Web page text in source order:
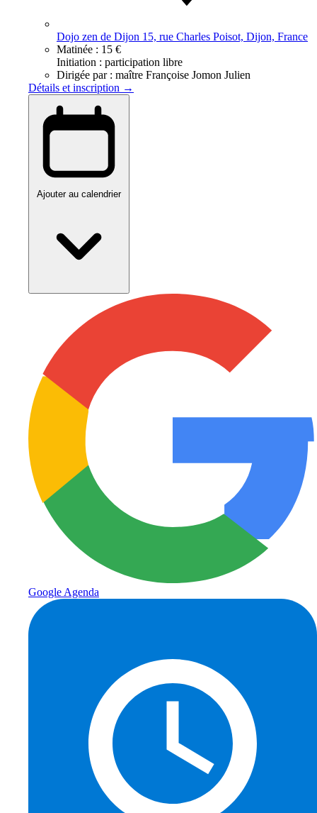
Dojo zen de Dijon 15, rue Charles Poisot, Dijon, France
Matinée : 15 €
Initiation : participation libre
Dirigée par : maître Françoise Jomon Julien
Détails et inscription →
Ajouter au calendrier
Google Agenda